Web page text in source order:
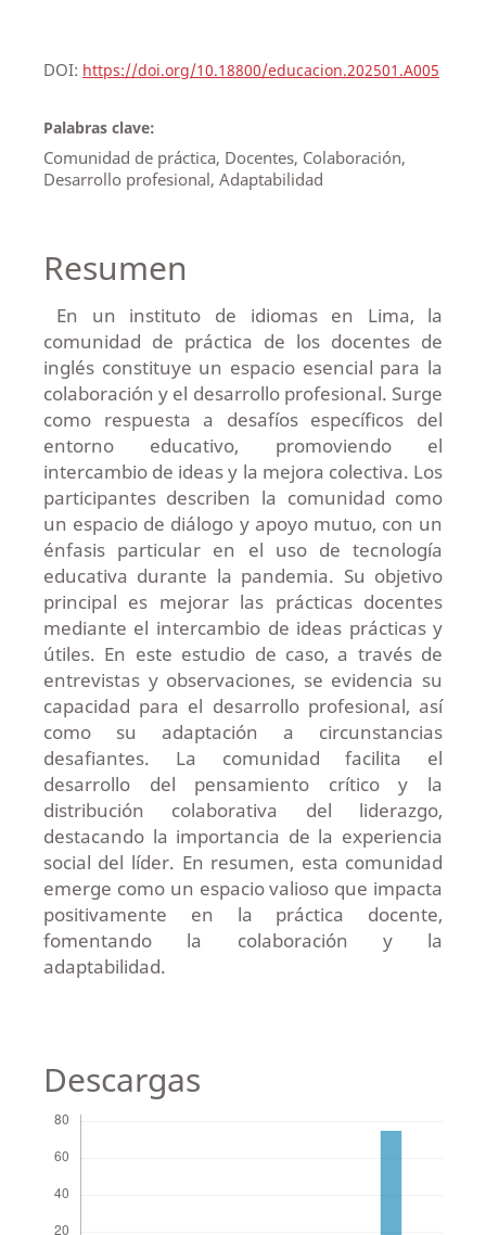
DOI: https://doi.org/10.18800/educacion.202501.A005
Palabras clave:
Comunidad de práctica, Docentes, Colaboración,
Desarrollo profesional, Adaptabilidad
Resumen
En un instituto de idiomas en Lima, la
comunidad de práctica de los docentes de
inglés constituye un espacio esencial para la
colaboración y el desarrollo profesional. Surge
como respuesta a desafíos específicos del
entorno educativo, promoviendo el
intercambio de ideas y la mejora colectiva. Los
participantes describen la comunidad como
un espacio de diálogo y apoyo mutuo, con un
énfasis particular en el uso de tecnología
educativa durante la pandemia. Su objetivo
principal es mejorar las prácticas docentes
mediante el intercambio de ideas prácticas y
útiles. En este estudio de caso, a través de
entrevistas y observaciones, se evidencia su
capacidad para el desarrollo profesional, así
como su adaptación a circunstancias
desafiantes. La comunidad facilita el
desarrollo del pensamiento crítico y la
distribución colaborativa del liderazgo,
destacando la importancia de la experiencia
social del líder. En resumen, esta comunidad
emerge como un espacio valioso que impacta
positivamente en la práctica docente,
fomentando la colaboración y la
adaptabilidad.
Descargas